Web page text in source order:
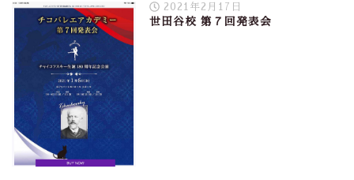
2021年2月17日
世田谷校 第７回発表会